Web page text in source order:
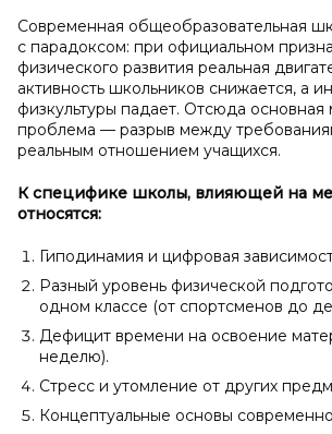
Современная общеобразовательная
с парадоксом: при официальном
физического развития реальная
активность школьников снижается, а
физкультуры падает. Отсюда основная
проблема — разрыв между
реальным отношением учащихся.
К специфике школы, влияющей на
относятся:
Гиподинамия и цифровая
Разный уровень физической
одном классе (от спортсменов до
Дефицит времени на освоение
неделю).
Стресс и утомление от других
Концептуальные основы